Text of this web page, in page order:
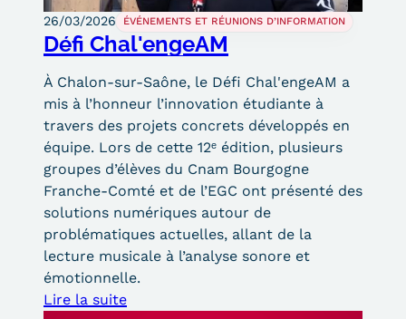
Discrimination/égalité/mixité
Handi'Cnam
Témoignages
Statistiques
FAQ
Lexique
Téléchargements
Qualiopi
26/03/2026 ÉVÉNEMENTS ET RÉUNIONS D’INFORMATION
Défi Chal'engeAM
À Chalon-sur-Saône, le Défi Chal'engeAM a
mis à l’honneur l’innovation étudiante à
travers des projets concrets développés en
équipe. Lors de cette 12ᵉ édition, plusieurs
groupes d’élèves du Cnam Bourgogne
Franche-Comté et de l’EGC ont présenté des
solutions numériques autour de
problématiques actuelles, allant de la
lecture musicale à l’analyse sonore et
émotionnelle.
Lire la suite